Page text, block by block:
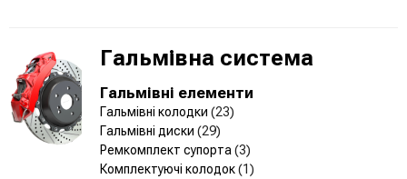
Гальмівна система
Гальмівні елементи
Гальмівні колодки (23)
Гальмівні диски (29)
Ремкомплект супорта (3)
Комплектуючі колодок(1)